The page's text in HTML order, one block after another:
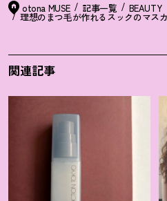
otona MUSE 記事一覧 BEAUTY
理想のまつ毛が作れるスックのマス
関連記事